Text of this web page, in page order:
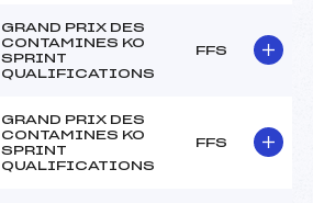
GRAND PRIX DES
CONTAMINES KO
SPRINT
QUALIFICATIONS
FFS
GRAND PRIX DES
CONTAMINES KO
SPRINT
QUALIFICATIONS
FFS